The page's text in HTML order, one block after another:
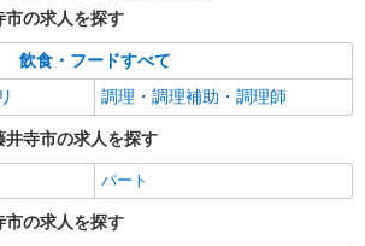
市の求人を探す
飲食・フードすべて
調理・調理補助・調理師
井寺市の求人を探す
パート
市の求人を探す